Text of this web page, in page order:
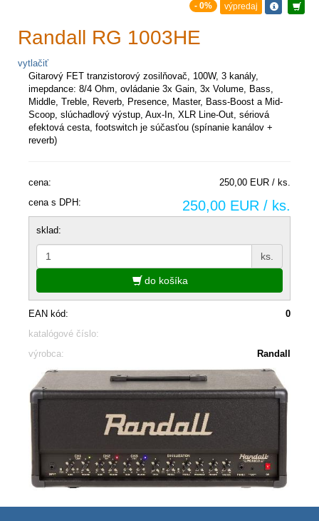
- 0% výpredaj
Randall RG 1003HE
vytlačiť
Gitarový FET tranzistorový zosilňovač, 100W, 3 kanály,
imepdance: 8/4 Ohm, ovládanie 3x Gain, 3x Volume, Bass,
Middle, Treble, Reverb, Presence, Master, Bass-Boost a Mid-
Scoop, slúchadlový výstup, Aux-In, XLR Line-Out, sériová
efektová cesta, footswitch je súčasťou (spínanie kanálov +
reverb)
cena:
250,00 EUR / ks.
cena s DPH:
250,00 EUR / ks.
sklad:
ks.
do košíka
EAN kód:
0
katalógové číslo:
výrobca:
Randall